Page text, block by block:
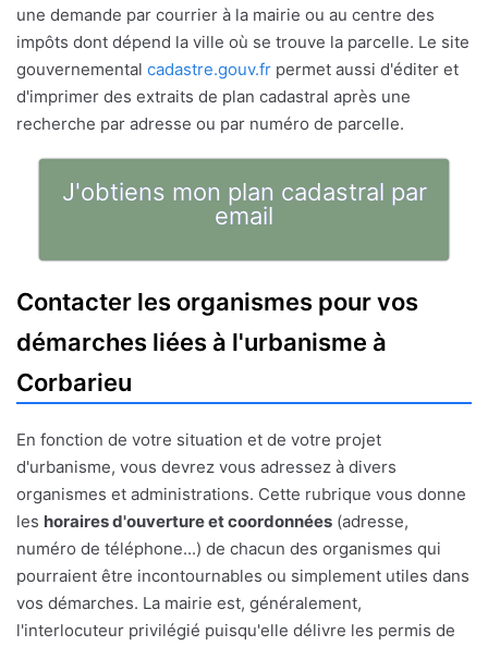
une demande par courrier à la mairie ou au centre des
impôts dont dépend la ville où se trouve la parcelle. Le site
gouvernemental cadastre.gouv.fr permet aussi d'éditer et
d'imprimer des extraits de plan cadastral après une
recherche par adresse ou par numéro de parcelle.
J'obtiens mon plan cadastral par
email
Contacter les organismes pour vos
démarches liées à l'urbanisme à
Corbarieu
En fonction de votre situation et de votre projet
d'urbanisme, vous devrez vous adressez à divers
organismes et administrations. Cette rubrique vous donne
les horaires d'ouverture et coordonnées (adresse,
numéro de téléphone...) de chacun des organismes qui
pourraient être incontournables ou simplement utiles dans
vos démarches. La mairie est, généralement,
l'interlocuteur privilégié puisqu'elle délivre les permis de